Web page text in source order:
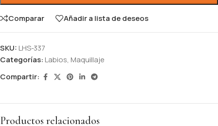
Comparar Añadir a lista de deseos
SKU:LHS-337
Categorías:Labios, Maquillaje
Compartir:
Productos relacionados